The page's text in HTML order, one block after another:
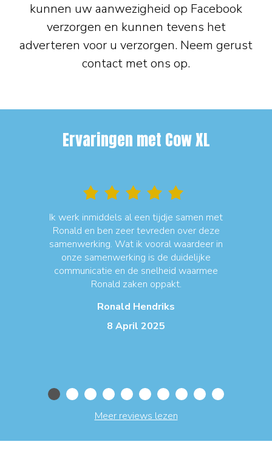
kunnen uw aanwezigheid op Facebook
verzorgen en kunnen tevens het
adverteren voor u verzorgen. Neem gerust
contact met ons op.
Ervaringen met Cow XL
Ik werk inmiddels al een tijdje samen met
Ronald en ben zeer tevreden over deze
samenwerking. Wat ik vooral waardeer in
onze samenwerking is de duidelijke
communicatie en de snelheid waarmee
Ronald zaken oppakt.
Ronald Hendriks
8 April 2025
Meer reviews lezen